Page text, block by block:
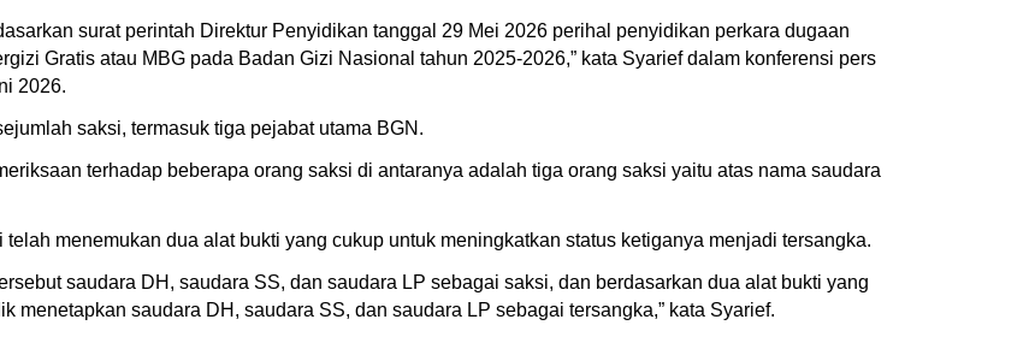
surat perintah Direktur Penyidikan tanggal 29 Mei 2026 perihal penyidikan perkara dugaan
Gratis atau MBG pada Badan Gizi Nasional tahun 2025-2026,” kata Syarief dalam konferensi pers
2026.
saksi, termasuk tiga pejabat utama BGN.
terhadap beberapa orang saksi di antaranya adalah tiga orang saksi yaitu atas nama saudara
menemukan dua alat bukti yang cukup untuk meningkatkan status ketiganya menjadi tersangka.
saudara DH, saudara SS, dan saudara LP sebagai saksi, dan berdasarkan dua alat bukti yang
menetapkan saudara DH, saudara SS, dan saudara LP sebagai tersangka,” kata Syarief.